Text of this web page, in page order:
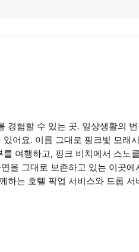
경험할 수 있는 곳. 일상생활의
어요. 이름 그대로 핑크빛 모래
여행하고, 핑크 비치에서 스노
을 그대로 보존하고 있는 이곳
하는 호텔 픽업 서비스와 드롭